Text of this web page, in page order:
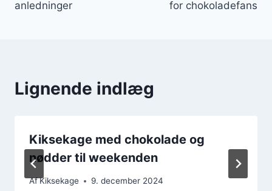
anledninger
for chokoladefans
Lignende indlæg
Kiksekage med chokolade og
nødder til weekenden
AfKiksekage 9. december 2024